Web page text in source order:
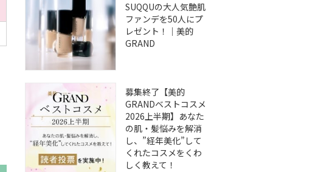
SUQQUの大人気艶肌
ファンデを50人にプ
レゼント！｜美的
GRAND
募集終了【美的
GRANDベストコスメ
2026上半期】あなた
の肌・髪悩みを解消
し、”経年美化”して
くれたコスメをくわ
しく教えて！